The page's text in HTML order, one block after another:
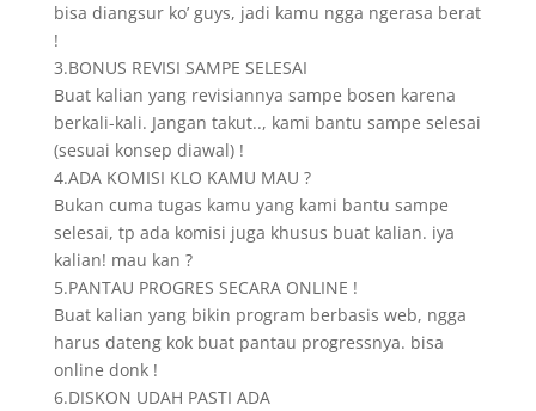
bisa diangsur ko’ guys, jadi kamu ngga ngerasa berat
!
3.BONUS REVISI SAMPE SELESAI
Buat kalian yang revisiannya sampe bosen karena
berkali-kali. Jangan takut.., kami bantu sampe selesai
(sesuai konsep diawal) !
4.ADA KOMISI KLO KAMU MAU ?
Bukan cuma tugas kamu yang kami bantu sampe
selesai, tp ada komisi juga khusus buat kalian. iya
kalian! mau kan ?
5.PANTAU PROGRES SECARA ONLINE !
Buat kalian yang bikin program berbasis web, ngga
harus dateng kok buat pantau progressnya. bisa
online donk !
6.DISKON UDAH PASTI ADA